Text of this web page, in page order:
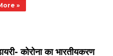
»
कोरोना का भारतीयकरण